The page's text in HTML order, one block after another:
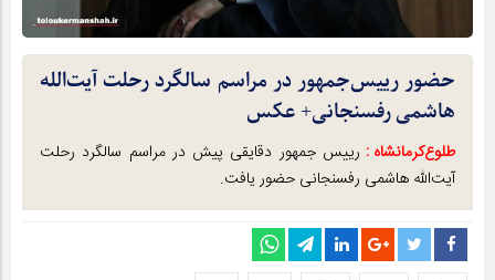
حضور رییس‌جمهور در مراسم سالگرد رحلت آیت‌الله
هاشمی رفسنجانی+ عکس
طلوع‌‌کرمانشاه : رییس جمهور دقایقی پیش در مراسم سالگرد رحلت
آیت‌الله هاشمی رفسنجانی حضور یافت.